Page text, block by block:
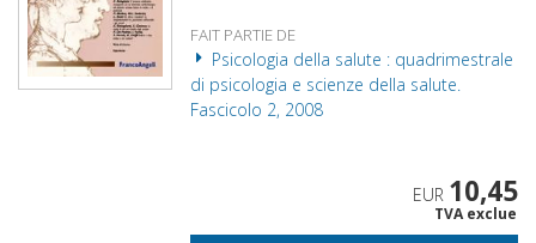
FAIT PARTIE DE
Psicologia della salute : quadrimestrale
di psicologia e scienze della salute.
Fascicolo 2, 2008
EUR 10,45
TVA exclue